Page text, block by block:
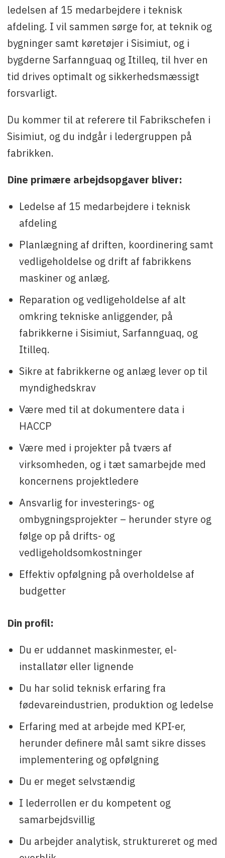
ledelsen af 15 medarbejdere i teknisk
afdeling. I vil sammen sørge for, at teknik og
bygninger samt køretøjer i Sisimiut, og i
bygderne Sarfannguaq og Itilleq, til hver en
tid drives optimalt og sikkerhedsmæssigt
forsvarligt.
Du kommer til at referere til Fabrikschefen i
Sisimiut, og du indgår i ledergruppen på
fabrikken.
Dine primære arbejdsopgaver bliver:
Ledelse af 15 medarbejdere i teknisk
afdeling
Planlægning af driften, koordinering samt
vedligeholdelse og drift af fabrikkens
maskiner og anlæg.
Reparation og vedligeholdelse af alt
omkring tekniske anliggender, på
fabrikkerne i Sisimiut, Sarfannguaq, og
Itilleq.
Sikre at fabrikkerne og anlæg lever op til
myndighedskrav
Være med til at dokumentere data i
HACCP
Være med i projekter på tværs af
virksomheden, og i tæt samarbejde med
koncernens projektledere
Ansvarlig for investerings- og
ombygningsprojekter – herunder styre og
følge op på drifts- og
vedligeholdsomkostninger
Effektiv opfølgning på overholdelse af
budgetter
Din profil:
Du er uddannet maskinmester, el-
installatør eller lignende
Du har solid teknisk erfaring fra
fødevareindustrien, produktion og ledelse
Erfaring med at arbejde med KPI-er,
herunder definere mål samt sikre disses
implementering og opfølgning
Du er meget selvstændig
I lederrollen er du kompetent og
samarbejdsvillig
Du arbejder analytisk, struktureret og med